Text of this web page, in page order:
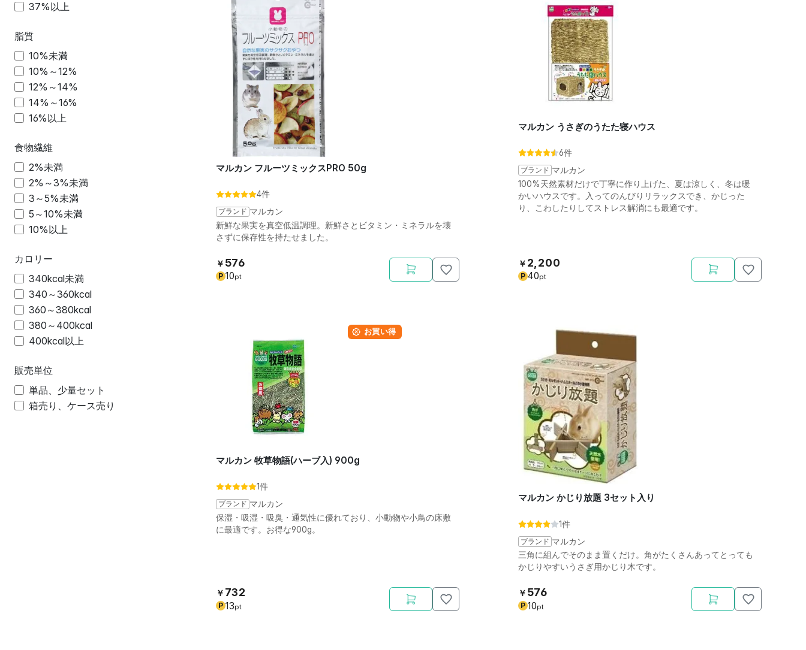
37%以上
脂質
10%未満
10%～12%
12%～14%
14%～16%
16%以上
食物繊維
2%未満
2%～3%未満
3～5%未満
5～10%未満
10%以上
カロリー
340kcal未満
340～360kcal
360～380kcal
380～400kcal
400kcal以上
販売単位
単品、少量セット
箱売り、ケース売り
マルカン フルーツミックスPRO 50g
4件
ブランド マルカン
新鮮な果実を真空低温調理。新鮮さとビタミン・ミネラルを壊
さずに保存性を持たせました。
￥ 576
P 10pt
マルカン うさぎのうたた寝ハウス
6件
ブランド マルカン
100%天然素材だけで丁寧に作り上げた、夏は涼しく、冬は暖
かいハウスです。入ってのんびりリラックスでき、かじった
り、こわしたりしてストレス解消にも最適です。
￥ 2,200
P 40pt
お買い得
マルカン 牧草物語(ハーブ入) 900g
1件
ブランド マルカン
保湿・吸湿・吸臭・通気性に優れており、小動物や小鳥の床敷
に最適です。お得な900g。
￥ 732
P 13pt
マルカン かじり放題 3セット入り
1件
ブランド マルカン
三角に組んでそのまま置くだけ。角がたくさんあってとっても
かじりやすいうさぎ用かじり木です。
￥ 576
P 10pt